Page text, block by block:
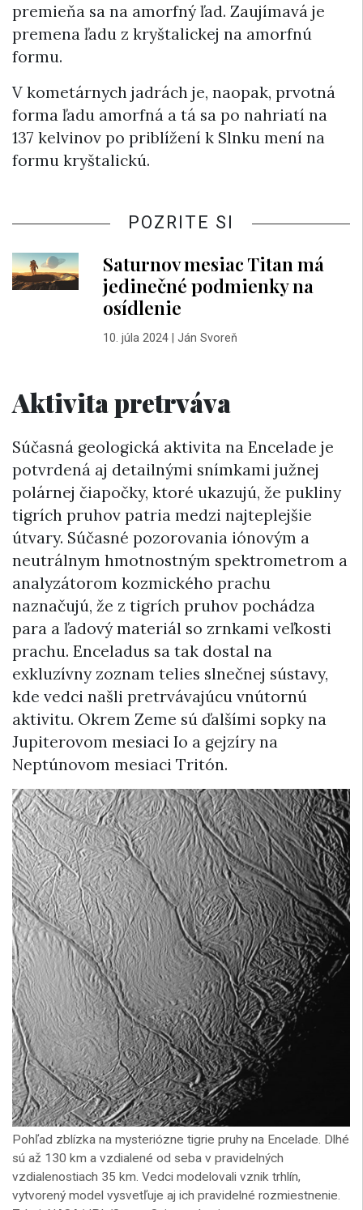
premieňa sa na amorfný ľad. Zaujímavá je
premena ľadu z kryštalickej na amorfnú
formu.
V kometárnych jadrách je, naopak, prvotná
forma ľadu amorfná a tá sa po nahriatí na
137 kelvinov po priblížení k Slnku mení na
formu kryštalickú.
POZRITE SI
Saturnov mesiac Titan má
jedinečné podmienky na
osídlenie
10. júla 2024| Ján Svoreň
Aktivita pretrváva
Súčasná geologická aktivita na Encelade je
potvrdená aj detailnými snímkami južnej
polárnej čiapočky, ktoré ukazujú, že pukliny
tigrích pruhov patria medzi najteplejšie
útvary. Súčasné pozorovania iónovým a
neutrálnym hmotnostným spektrometrom a
analyzátorom kozmického prachu
naznačujú, že z tigrích pruhov pochádza
para a ľadový materiál so zrnkami veľkosti
prachu. Enceladus sa tak dostal na
exkluzívny zoznam telies slnečnej sústavy,
kde vedci našli pretrvávajúcu vnútornú
aktivitu. Okrem Zeme sú ďalšími sopky na
Jupiterovom mesiaci Io a gejzíry na
Neptúnovom mesiaci Tritón.
Pohľad zblízka na mysteriózne tigrie pruhy na Encelade. Dlhé
sú až 130 km a vzdialené od seba v pravidelných
vzdialenostiach 35 km. Vedci modelovali vznik trhlín,
vytvorený model vysvetľuje aj ich pravidelné rozmiestnenie.